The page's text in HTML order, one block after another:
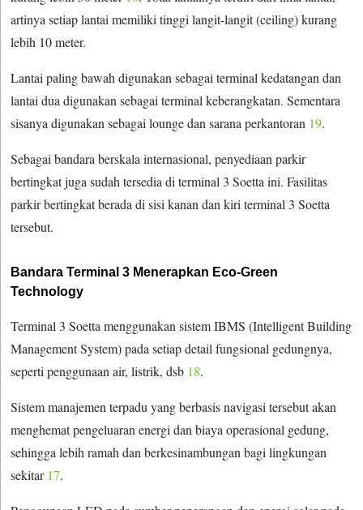
artinya setiap lantai memiliki tinggi langit-langit (ceiling) kurang
lebih 10 meter.
Lantai paling bawah digunakan sebagai terminal kedatangan dan
lantai dua digunakan sebagai terminal keberangkatan. Sementara
sisanya digunakan sebagai lounge dan sarana perkantoran 19.
Sebagai bandara berskala internasional, penyediaan parkir
bertingkat juga sudah tersedia di terminal 3 Soetta ini. Fasilitas
parkir bertingkat berada di sisi kanan dan kiri terminal 3 Soetta
tersebut.
Bandara Terminal 3 Menerapkan Eco-Green
Technology
Terminal 3 Soetta menggunakan sistem IBMS (Intelligent Building
Management System) pada setiap detail fungsional gedungnya,
seperti penggunaan air, listrik, dsb 18.
Sistem manajemen terpadu yang berbasis navigasi tersebut akan
menghemat pengeluaran energi dan biaya operasional gedung,
sehingga lebih ramah dan berkesinambungan bagi lingkungan
sekitar 17.